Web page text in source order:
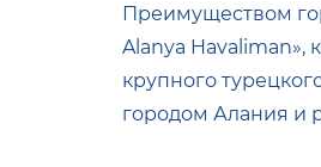
Преимуществом
Alanya Havaliman»,
крупного
городом Алания и